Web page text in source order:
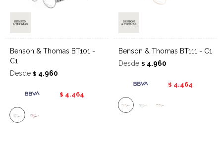
Benson & Thomas BT101 -
C1
Desde $ 4.960
$ 4.464
Benson & Thomas BT111 - C1
Desde $ 4.960
$ 4.464